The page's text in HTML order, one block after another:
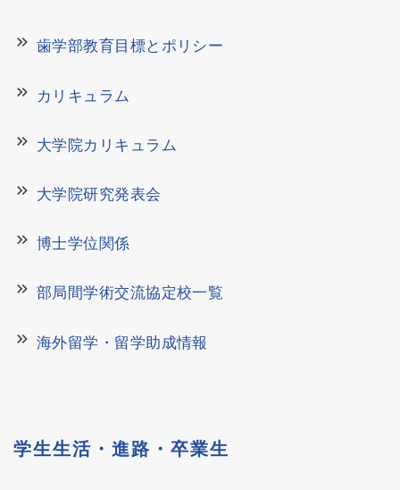
keyboard_double_arrow_right 歯学部教育目標とポリシー
keyboard_double_arrow_right カリキュラム
keyboard_double_arrow_right 大学院カリキュラム
keyboard_double_arrow_right 大学院研究発表会
keyboard_double_arrow_right 博士学位関係
keyboard_double_arrow_right 部局間学術交流協定校一覧
keyboard_double_arrow_right 海外留学・留学助成情報
学生生活・進路・卒業生